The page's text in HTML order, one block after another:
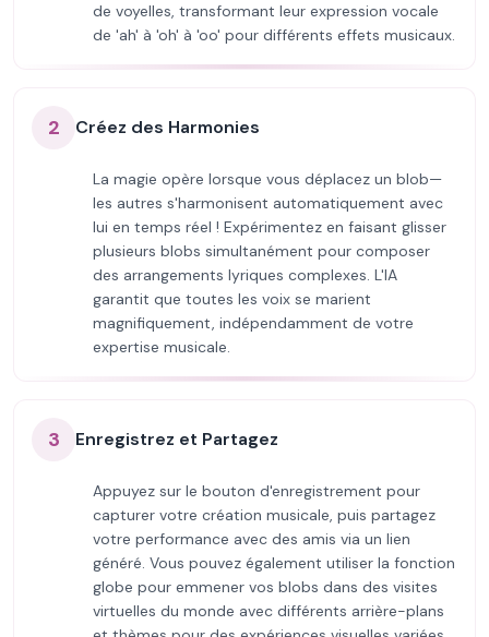
de voyelles, transformant leur expression vocale
de 'ah' à 'oh' à 'oo' pour différents effets musicaux.
2 Créez des Harmonies
La magie opère lorsque vous déplacez un blob—
les autres s'harmonisent automatiquement avec
lui en temps réel ! Expérimentez en faisant glisser
plusieurs blobs simultanément pour composer
des arrangements lyriques complexes. L'IA
garantit que toutes les voix se marient
magnifiquement, indépendamment de votre
expertise musicale.
3 Enregistrez et Partagez
Appuyez sur le bouton d'enregistrement pour
capturer votre création musicale, puis partagez
votre performance avec des amis via un lien
généré. Vous pouvez également utiliser la fonction
globe pour emmener vos blobs dans des visites
virtuelles du monde avec différents arrière-plans